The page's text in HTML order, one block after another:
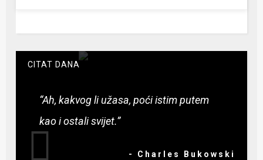
CITAT DANA
“Ah, kakvog li užasa, poći istim putem
kao i ostali svijet.”
- Charles Bukowski